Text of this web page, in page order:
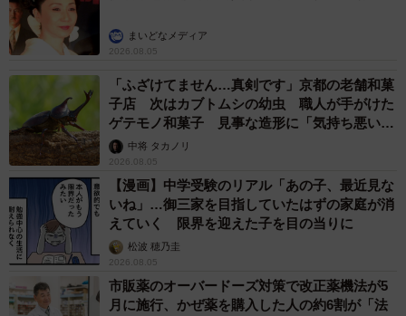
まいどなメディア
2026.08.05
「ふざけてません…真剣です」京都の老舗和菓
子店 次はカブトムシの幼虫 職人が手がけた
ゲテモノ和菓子 見事な造形に「気持ち悪いく
らいリアル」
中将 タカノリ
2026.08.05
【漫画】中学受験のリアル「あの子、最近見な
いね」…御三家を目指していたはずの家庭が消
えていく 限界を迎えた子を目の当りに
松波 穂乃圭
2026.08.05
市販薬のオーバードーズ対策で改正薬機法が5
月に施行、かぜ薬を購入した人の約6割が「法